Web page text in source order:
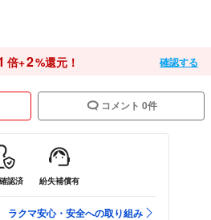
倍+2%還元！ 確認する
コメント 0件
認済 紛失補償有
ラクマ安心・安全への取り組み